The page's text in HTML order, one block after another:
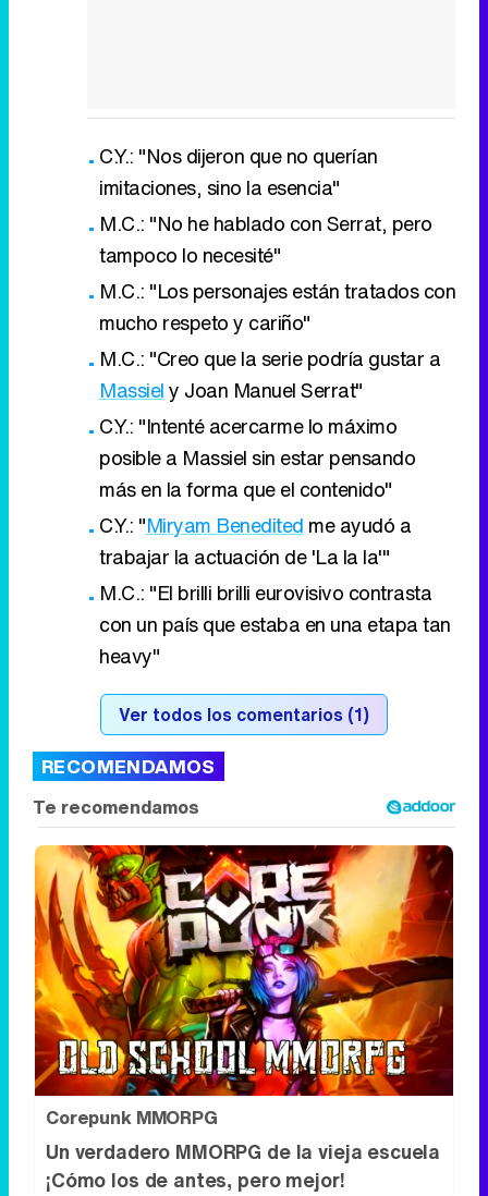
C.Y.: "Nos dijeron que no querían
imitaciones, sino la esencia"
M.C.: "No he hablado con Serrat, pero
tampoco lo necesité"
M.C.: "Los personajes están tratados con
mucho respeto y cariño"
M.C.: "Creo que la serie podría gustar a
Massiely Joan Manuel Serrat"
C.Y.: "Intenté acercarme lo máximo
posible a Massiel sin estar pensando
más en la forma que el contenido"
C.Y.: "Miryam Benedited me ayudó a
trabajar la actuación de 'La la la'"
M.C.: "El brilli brilli eurovisivo contrasta
con un país que estaba en una etapa tan
heavy"
Ver todos los comentarios (1)
RECOMENDAMOS
Corepunk MMORPG
Un verdadero MMORPG de la vieja escuela
¡Cómo los de antes, pero mejor!